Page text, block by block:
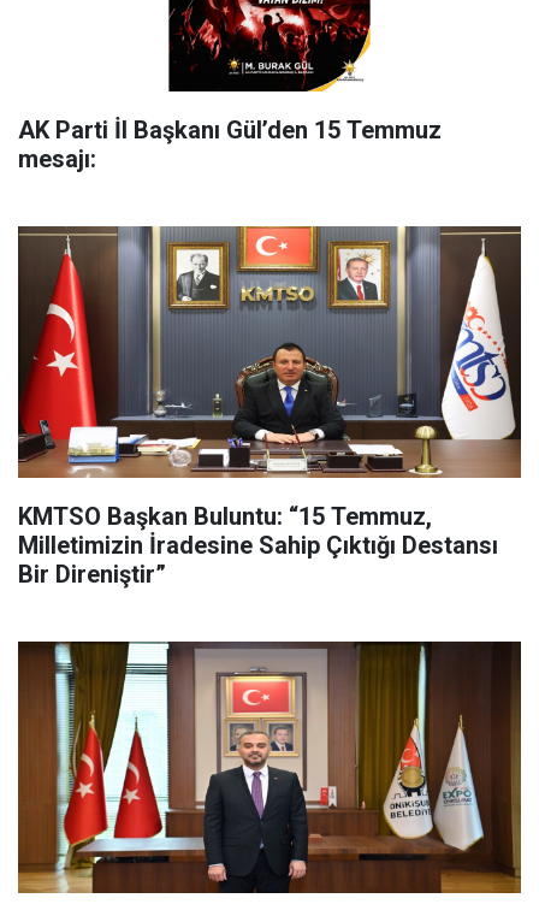
AK Parti İl Başkanı Gül’den 15 Temmuz
mesajı:
KMTSO Başkan Buluntu: “15 Temmuz,
Milletimizin İradesine Sahip Çıktığı Destansı
Bir Direniştir”